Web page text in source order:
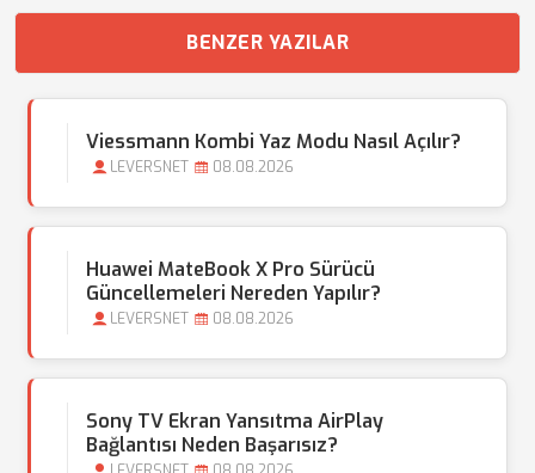
BENZER YAZILAR
Viessmann Kombi Yaz Modu Nasıl Açılır?
LEVERSNET 08.08.2026
Huawei MateBook X Pro Sürücü
Güncellemeleri Nereden Yapılır?
LEVERSNET 08.08.2026
Sony TV Ekran Yansıtma AirPlay
Bağlantısı Neden Başarısız?